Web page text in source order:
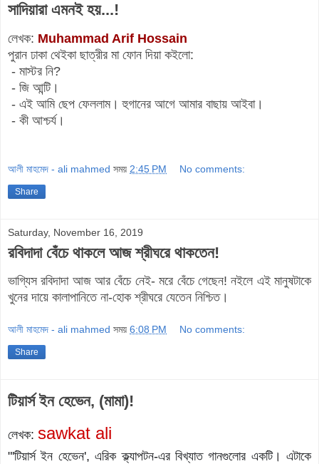
সাদিয়ারা এমনই হয়...!
লেখক: Muhammad Arif Hossain
পুরান ঢাকা থেইকা ছাত্রীর মা ফোন দিয়া কইলো:
- মাস্টর নি?
- জি আন্টি।
- এই আমি ছেপ ফেললাম। হুগানের আগে আমার বাছায় আইবা।
- কী আশ্চর্য।
আলী মাহমেদ - ali mahmed সময় 2:45 PM No comments:
Share
Saturday, November 16, 2019
রবিদাদা বেঁচে থাকলে আজ শ্রীঘরে থাকতেন!
ভাগ্যিস রবিদাদা আজ আর বেঁচে নেই- মরে বেঁচে গেছেন! নইলে এই মানুষটাকে
খুনের দায়ে কালাপানিতে না-হোক শ্রীঘরে যেতেন নিশ্চিত।
আলী মাহমেদ - ali mahmed সময় 6:08 PM No comments:
Share
টিয়ার্স ইন হেভেন, (মামা)!
লেখক: sawkat ali
"'টিয়ার্স ইন হেভেন', এরিক ক্ল্যাপটন-এর বিখ্যাত গানগুলোর একটি। এটাকে